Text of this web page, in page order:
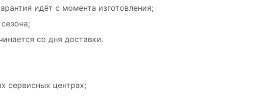
идёт с момента изготовления;
со дня доставки.
сервисных центрах;